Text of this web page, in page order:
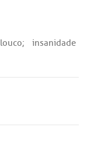
louco; insanidade